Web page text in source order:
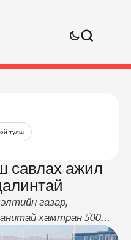
түлш
савлах ажил
газар,
хамтран 500
өнөөдөр мэдээлэл